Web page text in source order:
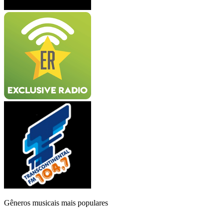
Gêneros musicais mais populares